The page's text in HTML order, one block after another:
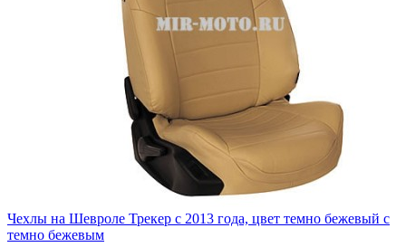
Чехлы на Шевроле Трекер с 2013 года, цвет темно бежевый с
темно бежевым